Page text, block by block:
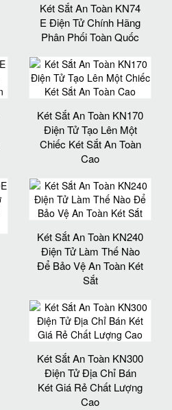
Két Sắt An Toàn KN74
E Điện Tử Chính Hãng
Phân Phối Toàn Quốc
Két Sắt An Toàn KN170
Điện Tử Tạo Lên Một
Chiếc Két Sắt An Toàn
Cao
Két Sắt An Toàn KN240
Điện Tử Làm Thế Nào
Để Bảo Vệ An Toàn Két
Sắt
Két Sắt An Toàn KN300
Điện Tử Địa Chỉ Bán
Két Giá Rẻ Chất Lượng
Cao